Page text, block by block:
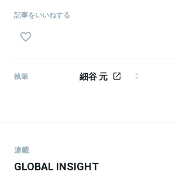
記事をいいねする
執筆 細谷 元
連載
GLOBAL INSIGHT